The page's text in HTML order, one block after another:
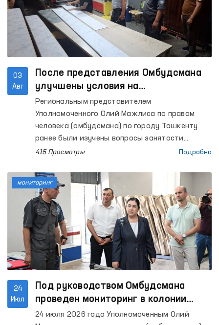
03
Авг
После представления Омбудсмана
улучшены условия на
производственных объектах, где
трудятся осуждённые
Региональным представителем
Уполномоченного Олий Мажлиса по правам
человека (омбудсмана) по городу Ташкенту
ранее были изучены вопросы занятости
осуждённых, отбывающих наказание в
производственных объектах, где они
осуществляют трудовую деятельность.
415 Просмотры Подробно
24
Июл
Под руководством Омбудсмана
проведен мониторинг в колонии
исполнения наказания № 7
24 июля 2026 года Уполномоченным Олий
мониторинг